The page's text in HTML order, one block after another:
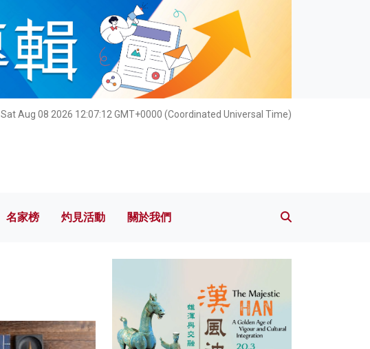
Sat Aug 08 2026 12:07:14 GMT+0000 (Coordinated Universal Time)
名家榜 灼見活動 關於我們
名家榜 灼見活動 關於我們